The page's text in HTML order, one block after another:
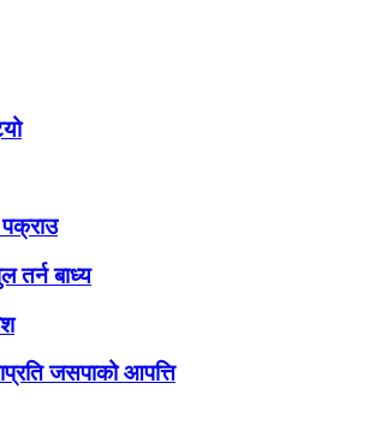
तर्न बाध्य
जसपाको आपत्ति